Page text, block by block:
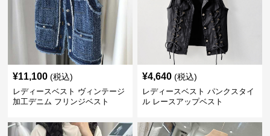
¥11,100 (税込)
レディースベスト ヴィンテージ
加工デニム フリンジベスト
¥4,640 (税込)
レディースベスト パンクスタイ
ル レースアップベスト